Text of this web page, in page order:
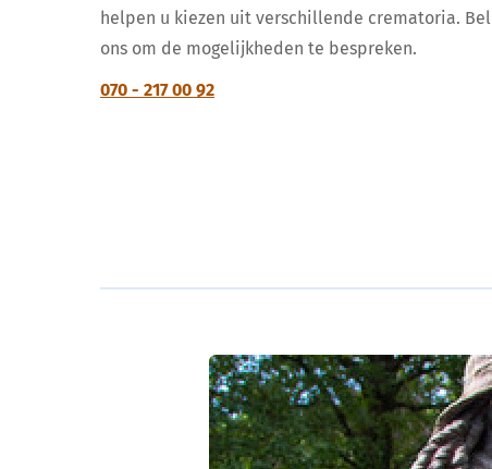
helpen u kiezen uit verschillende crematoria. Bel
ons om de mogelijkheden te bespreken.
070 - 217 00 92